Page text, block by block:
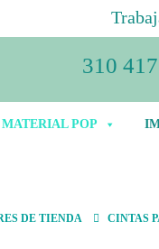
310
MATERIAL POP
DE TIENDA CINTAS